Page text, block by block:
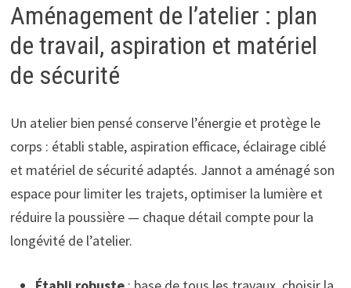
Aménagement de l’atelier : plan
de travail, aspiration et matériel
de sécurité
Un atelier bien pensé conserve l’énergie et protège le
corps : établi stable, aspiration efficace, éclairage ciblé
et matériel de sécurité adaptés. Jannot a aménagé son
espace pour limiter les trajets, optimiser la lumière et
réduire la poussière — chaque détail compte pour la
longévité de l’atelier.